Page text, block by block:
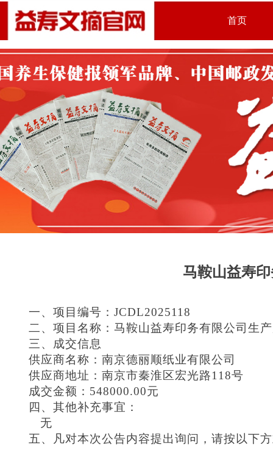
首页
马鞍山益寿
一、项目编号：JCDL2025118
二、项目名称：马鞍山益寿印务有限公司生
三、成交信息
供应商名称：南京德丽顺纸业有限公司
供应商地址：南京市秦淮区宏光路118号
成交金额：548000.00元
四、其他补充事宜：
无
五、凡对本次公告内容提出询问，请按以下